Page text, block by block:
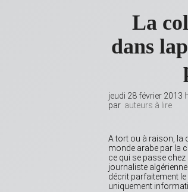
La
dans
jeudi 28 février 2013
par auteurs à lire
A tort ou à raison, la
monde arabe par la
ce qui se passe
journaliste
décrit parfaitement
uniquement